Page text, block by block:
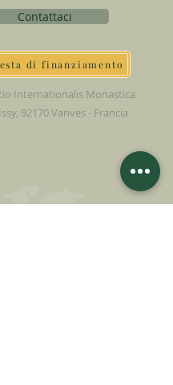
Contattaci
di finanziamento
Internationalis Monastica
92170 Vanves - Francia